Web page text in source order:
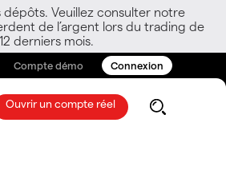
Veuillez consulter notre
de l’argent lors du trading de
derniers mois.
Compte démo Connexion
Ouvrir un compte réel